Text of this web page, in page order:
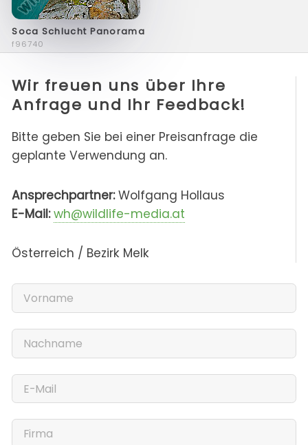
Soca Schlucht Panorama
f96740
Wir freuen uns über Ihre
Anfrage und Ihr Feedback!
Bitte geben Sie bei einer Preisanfrage die
geplante Verwendung an.
Ansprechpartner:Wolfgang Hollaus
E-Mail: wh@wildlife-media.at
Österreich / Bezirk Melk